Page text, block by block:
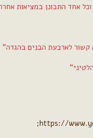
אחד התבונן במציאות
קשור לארבעת הבנים בהגדה"
https://